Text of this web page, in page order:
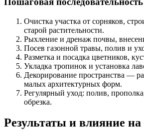
Очистка участка от сорняков,
старой растительности.
Рыхление и дренаж почвы,
Посев газонной травы, полив и
Разметка и посадка цветников,
Укладка тропинок и установка
Декорирование пространства —
малых архитектурных форм.
Регулярный уход: полив,
обрезка.
Результаты и влияние